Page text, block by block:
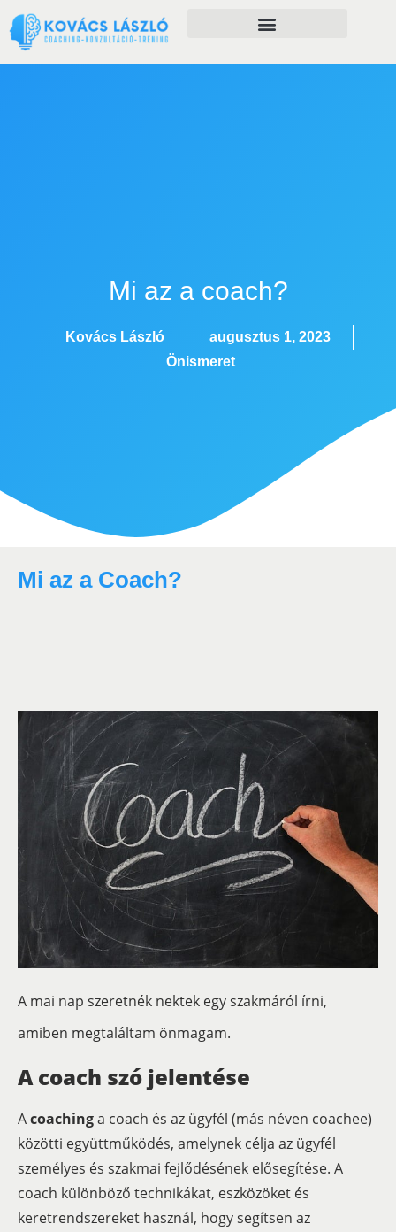
Mi az a coach?
Kovács László
augusztus 1, 2023
Önismeret
Mi az a Coach?
A mai nap szeretnék nektek egy szakmáról írni,
amiben megtaláltam önmagam.
A coach szó jelentése
Acoachinga coach és az ügyfél (más néven coachee)
közötti együttműködés, amelynek célja az ügyfél
személyes és szakmai fejlődésének elősegítése. A
coach különböző technikákat, eszközöket és
keretrendszereket használ, hogy segítsen az